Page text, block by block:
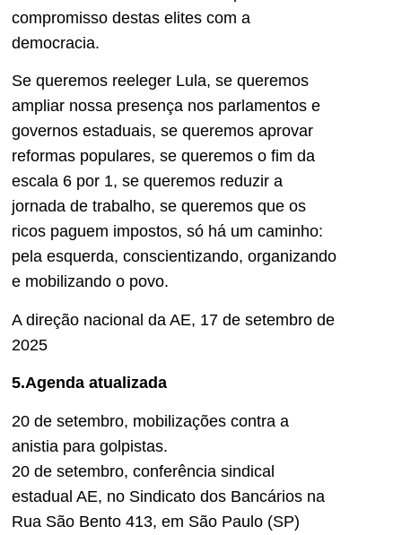
compromisso destas elites com a
democracia.
Se queremos reeleger Lula, se queremos
ampliar nossa presença nos parlamentos e
governos estaduais, se queremos aprovar
reformas populares, se queremos o fim da
escala 6 por 1, se queremos reduzir a
jornada de trabalho, se queremos que os
ricos paguem impostos, só há um caminho:
pela esquerda, conscientizando, organizando
e mobilizando o povo.
A direção nacional da AE, 17 de setembro de
2025
5.Agenda atualizada
20 de setembro, mobilizações contra a
anistia para golpistas.
20 de setembro, conferência sindical
estadual AE, no Sindicato dos Bancários na
Rua São Bento 413, em São Paulo (SP)